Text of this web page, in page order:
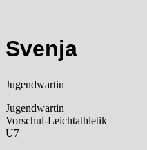
Svenja
Jugendwartin
Jugendwartin
Vorschul-Leichtathletik
U7